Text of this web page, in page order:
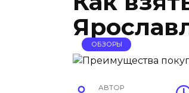
ОБЗОРЫ
АВТОР